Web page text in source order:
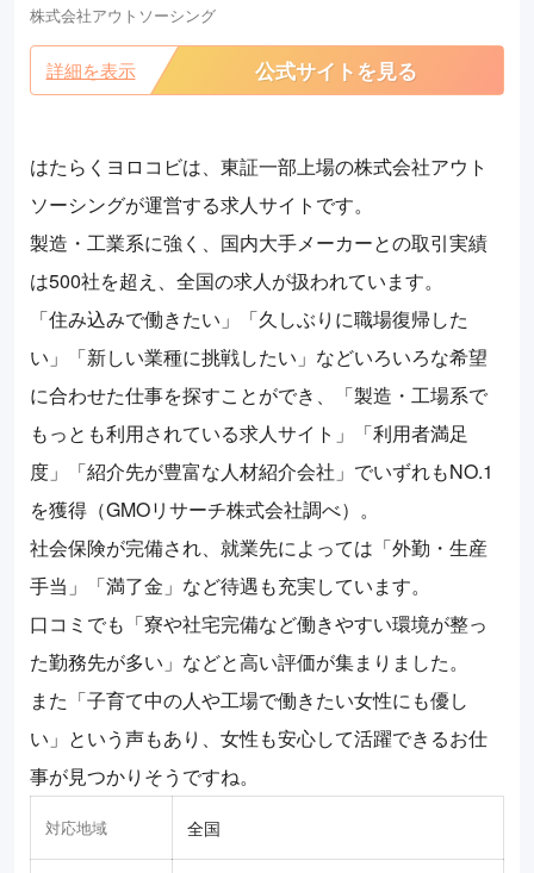
株式会社アウトソーシング
詳細を表示 公式サイトを見る
はたらくヨロコビは、東証一部上場の株式会社アウト
ソーシングが運営する求人サイトです。
製造・工業系に強く、国内大手メーカーとの取引実績
は500社を超え、全国の求人が扱われています。
「住み込みで働きたい」「久しぶりに職場復帰した
い」「新しい業種に挑戦したい」などいろいろな希望
に合わせた仕事を探すことができ、「製造・工場系で
もっとも利用されている求人サイト」「利用者満足
度」「紹介先が豊富な人材紹介会社」でいずれもNO.1
を獲得（GMOリサーチ株式会社調べ）。
社会保険が完備され、就業先によっては「外勤・生産
手当」「満了金」など待遇も充実しています。
口コミでも「寮や社宅完備など働きやすい環境が整っ
た勤務先が多い」などと高い評価が集まりました。
また「子育て中の人や工場で働きたい女性にも優し
い」という声もあり、女性も安心して活躍できるお仕
事が見つかりそうですね。
対応地域 全国